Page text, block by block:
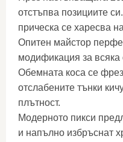
отстъпва позициите
прическа се харесва
Опитен майстор
модификация за всяка
Обемната коса се
отслабените тънки
плътност.
Модерното пикси
и напълно избръснат